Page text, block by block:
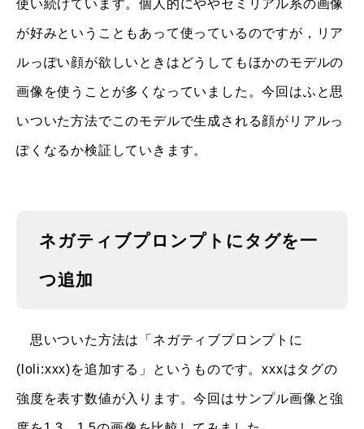
使い続けています。個人的にややセミリアル系の画像
が好みということもあって使っているのですが，リア
ルっぽい顔が欲しいときはどうしてもほかのモデルの
画像を使うことが多くなっていました。今回はふと思
いついた方法でこのモデルで生成される顔がリアルっ
ぽくなるか検証していきます。
ネガティブプロンプトにタグを一
つ追加
思いついた方法は「ネガティブプロンプトに
(loli:xxx)を追加する」というものです。xxxはタグの
強度を表す数値が入ります。今回はサンプル画像と強